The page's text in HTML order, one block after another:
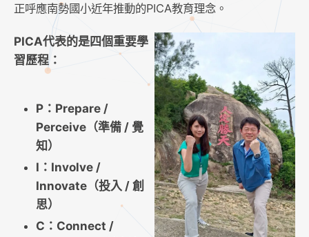
正呼應南勢國小近年推動的PICA教育理念。
PICA代表的是四個重要學
習歷程：
P：Prepare /
Perceive（準備 / 覺
知）
I：Involve /
Innovate（投入 / 創
思）
C：Connect /